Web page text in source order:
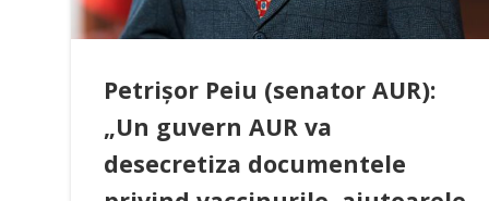
Petrișor Peiu (senator AUR):
„Un guvern AUR va
desecretiza documentele